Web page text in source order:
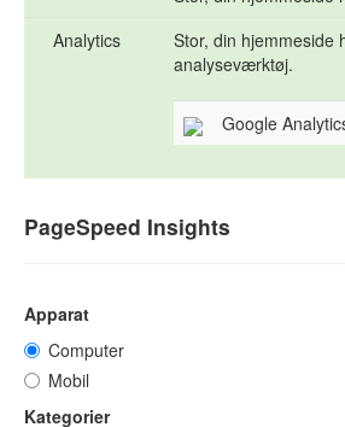
Analytics
Stor, din hjemmeside
analyseværktøj.
Google
PageSpeed Insights
Apparat
Computer
Mobil
Kategorier